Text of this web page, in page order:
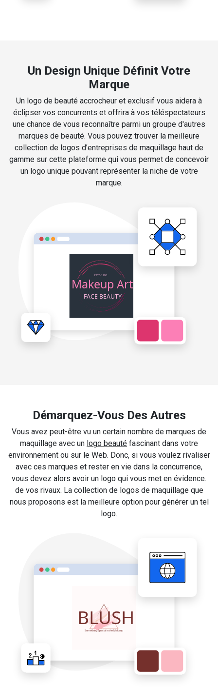
Un Design Unique Définit Votre
Marque
Un logo de beauté accrocheur et exclusif vous aidera à
éclipser vos concurrents et offrira à vos téléspectateurs
une chance de vous reconnaître parmi un groupe d'autres
marques de beauté. Vous pouvez trouver la meilleure
collection de logos d’entreprises de maquillage haut de
gamme sur cette plateforme qui vous permet de concevoir
un logo unique pouvant représenter la niche de votre
marque.
Démarquez-Vous Des Autres
Vous avez peut-être vu un certain nombre de marques de
maquillage avec un logo beauté fascinant dans votre
environnement ou sur le Web. Donc, si vous voulez rivaliser
avec ces marques et rester en vie dans la concurrence,
vous devez alors avoir un logo qui vous met en évidence.
de vos rivaux. La collection de logos de maquillage que
nous proposons est la meilleure option pour générer un tel
logo.